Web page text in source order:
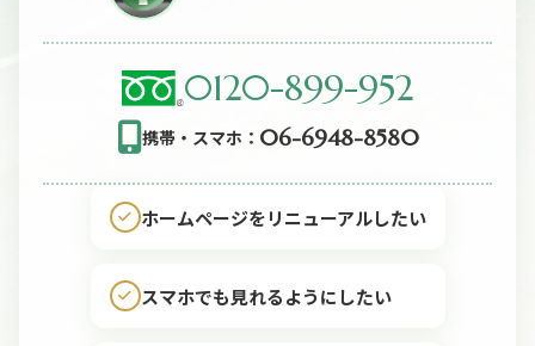
0120-899-952
携帯・スマホ： 06-6948-8580
ホームページをリニューアルしたい
スマホでも見れるようにしたい